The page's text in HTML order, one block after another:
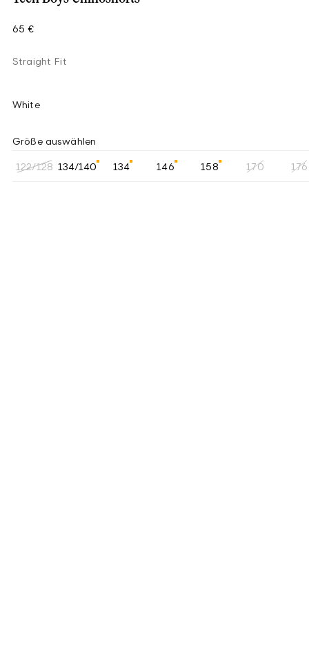
65 €
Straight Fit
White
Größe auswählen
122/128 134/140 134 146 158 170 176